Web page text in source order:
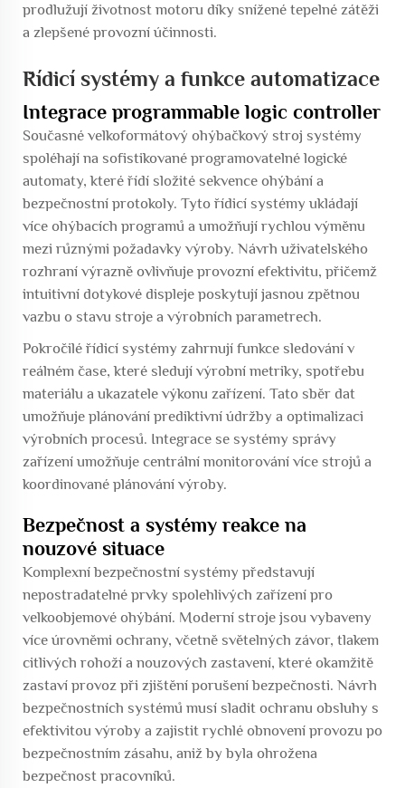
prodlužují životnost motoru díky snížené tepelné zátěži
a zlepšené provozní účinnosti.
Řídicí systémy a funkce automatizace
Integrace programmable logic controller
Současné velkoformátový ohýbačkový stroj systémy
spoléhají na sofistikované programovatelné logické
automaty, které řídí složité sekvence ohýbání a
bezpečnostní protokoly. Tyto řídicí systémy ukládají
více ohýbacích programů a umožňují rychlou výměnu
mezi různými požadavky výroby. Návrh uživatelského
rozhraní výrazně ovlivňuje provozní efektivitu, přičemž
intuitivní dotykové displeje poskytují jasnou zpětnou
vazbu o stavu stroje a výrobních parametrech.
Pokročilé řídicí systémy zahrnují funkce sledování v
reálném čase, které sledují výrobní metriky, spotřebu
materiálu a ukazatele výkonu zařízení. Tato sběr dat
umožňuje plánování prediktivní údržby a optimalizaci
výrobních procesů. Integrace se systémy správy
zařízení umožňuje centrální monitorování více strojů a
koordinované plánování výroby.
Bezpečnost a systémy reakce na
nouzové situace
Komplexní bezpečnostní systémy představují
nepostradatelné prvky spolehlivých zařízení pro
velkoobjemové ohýbání. Moderní stroje jsou vybaveny
více úrovněmi ochrany, včetně světelných závor, tlakem
citlivých rohoží a nouzových zastavení, které okamžitě
zastaví provoz při zjištění porušení bezpečnosti. Návrh
bezpečnostních systémů musí sladit ochranu obsluhy s
efektivitou výroby a zajistit rychlé obnovení provozu po
bezpečnostním zásahu, aniž by byla ohrožena
bezpečnost pracovníků.